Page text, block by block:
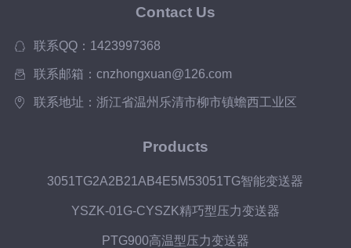
Contact Us
联系QQ：1423997368
联系邮箱：cnzhongxuan@126.com
联系地址：浙江省温州乐清市柳市镇蟾西工业区
Products
3051TG2A2B21AB4E5M53051TG智能变送器
YSZK-01G-CYSZK精巧型压力变送器
PTG900高温型压力变送器